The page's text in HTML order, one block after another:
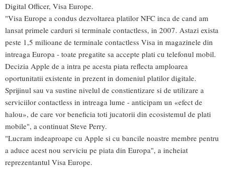
Digital Officer, Visa Europe.
"Visa Europe a condus dezvoltarea platilor NFC inca de cand am
lansat primele carduri si terminale contactless, in 2007. Astazi exista
peste 1,5 milioane de terminale contactless Visa in magazinele din
intreaga Europa - toate pregatite sa accepte plati cu telefonul mobil.
Decizia Apple de a intra pe acesta piata reflecta amploarea
oportunitatii existente in prezent in domeniul platilor digitale.
Sprijinul sau va sustine nivelul de constientizare si de utilizare a
serviciilor contactless in intreaga lume - anticipam un «efect de
halou», de care vor beneficia toti jucatorii din ecosistemul de plati
mobile", a continuat Steve Perry.
"Lucram indeaproape cu Apple si cu bancile noastre membre pentru
a aduce acest nou serviciu pe piata din Europa", a incheiat
reprezentantul Visa Europe.